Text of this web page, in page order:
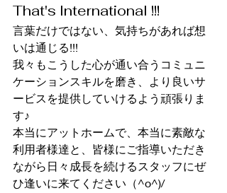
That's International !!!
言葉だけではない、気持ちがあれば想
いは通じる!!!
我々もこうした心が通い合うコミュニ
ケーションスキルを磨き、より良いサ
ービスを提供していけるよう頑張りま
す♪
本当にアットホームで、本当に素敵な
利用者様達と、皆様にご指導いただき
ながら日々成長を続けるスタッフにぜ
ひ逢いに来てください（^o^)/